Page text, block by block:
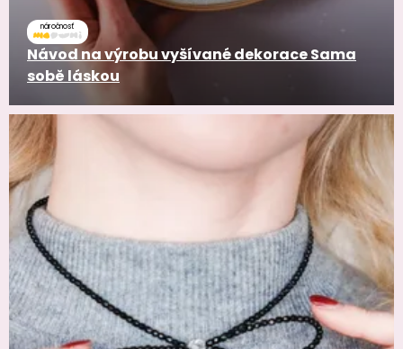
náročnosť
Návod na výrobu vyšívané dekorace Sama
sobě láskou